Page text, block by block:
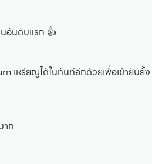
อันดับแรก 👍
เหรียญได้ในทันทีอีกด้วยเพื่อเข้ายับยั้
าก